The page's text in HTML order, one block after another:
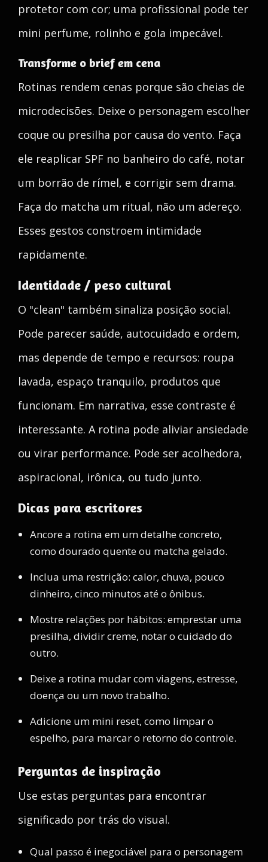
protetor com cor; uma profissional pode ter
mini perfume, rolinho e gola impecável.
Transforme o brief em cena
Rotinas rendem cenas porque são cheias de
microdecisões. Deixe o personagem escolher
coque ou presilha por causa do vento. Faça
ele reaplicar SPF no banheiro do café, notar
um borrão de rímel, e corrigir sem drama.
Faça do matcha um ritual, não um adereço.
Esses gestos constroem intimidade
rapidamente.
Identidade / peso cultural
O "clean" também sinaliza posição social.
Pode parecer saúde, autocuidado e ordem,
mas depende de tempo e recursos: roupa
lavada, espaço tranquilo, produtos que
funcionam. Em narrativa, esse contraste é
interessante. A rotina pode aliviar ansiedade
ou virar performance. Pode ser acolhedora,
aspiracional, irônica, ou tudo junto.
Dicas para escritores
Ancore a rotina em um detalhe concreto,
como dourado quente ou matcha gelado.
Inclua uma restrição: calor, chuva, pouco
dinheiro, cinco minutos até o ônibus.
Mostre relações por hábitos: emprestar uma
presilha, dividir creme, notar o cuidado do
outro.
Deixe a rotina mudar com viagens, estresse,
doença ou um novo trabalho.
Adicione um mini reset, como limpar o
espelho, para marcar o retorno do controle.
Perguntas de inspiração
Use estas perguntas para encontrar
significado por trás do visual.
Qual passo é inegociável para o personagem